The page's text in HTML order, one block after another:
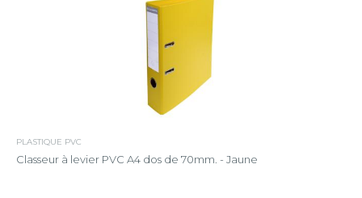
PLASTIQUE PVC
Classeur à levier PVC A4 dos de 70mm. - Jaune